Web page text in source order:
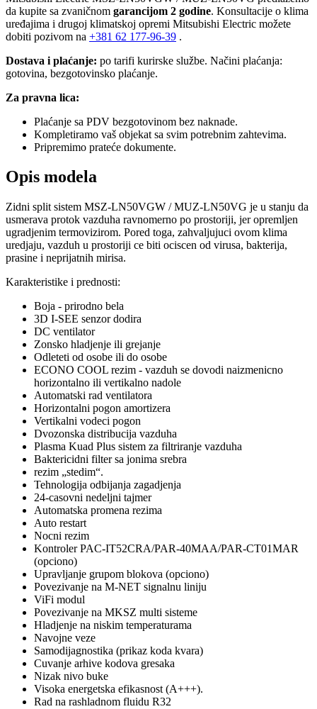
da kupite sa zvaničnom garancijom 2 godine. Konsultacije o klima
uređajima i drugoj klimatskoj opremi Mitsubishi Electric možete
dobiti pozivom na +381 62 177-96-39 .
Dostava i plaćanje: po tarifi kurirske službe. Načini plaćanja:
gotovina, bezgotovinsko plaćanje.
Za pravna lica:
Plaćanje sa PDV bezgotovinom bez naknade.
Kompletiramo vaš objekat sa svim potrebnim zahtevima.
Pripremimo prateće dokumente.
Opis modela
Zidni split sistem MSZ-LN50VGW / MUZ-LN50VG je u stanju da
usmerava protok vazduha ravnomerno po prostoriji, jer opremljen
ugradjenim termovizirom. Pored toga, zahvaljujuci ovom klima
uredjaju, vazduh u prostoriji ce biti ociscen od virusa, bakterija,
prasine i neprijatnih mirisa.
Karakteristike i prednosti:
Boja - prirodno bela
3D I-SEE senzor dodira
DC ventilator
Zonsko hladjenje ili grejanje
Odleteti od osobe ili do osobe
ECONO COOL rezim - vazduh se dovodi naizmenicno
horizontalno ili vertikalno nadole
Automatski rad ventilatora
Horizontalni pogon amortizera
Vertikalni vodeci pogon
Dvozonska distribucija vazduha
Plasma Kuad Plus sistem za filtriranje vazduha
Baktericidni filter sa jonima srebra
rezim „stedim“.
Tehnologija odbijanja zagadjenja
24-casovni nedeljni tajmer
Automatska promena rezima
Auto restart
Nocni rezim
Kontroler PAC-IT52CRA/PAR-40MAA/PAR-CT01MAR
(opciono)
Upravljanje grupom blokova (opciono)
Povezivanje na M-NET signalnu liniju
ViFi modul
Povezivanje na MKSZ multi sisteme
Hladjenje na niskim temperaturama
Navojne veze
Samodijagnostika (prikaz koda kvara)
Cuvanje arhive kodova gresaka
Nizak nivo buke
Visoka energetska efikasnost (A+++).
Rad na rashladnom fluidu R32